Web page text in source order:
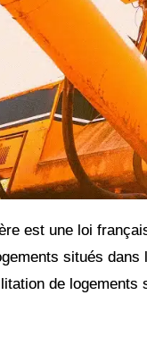
est une loi
situés
de